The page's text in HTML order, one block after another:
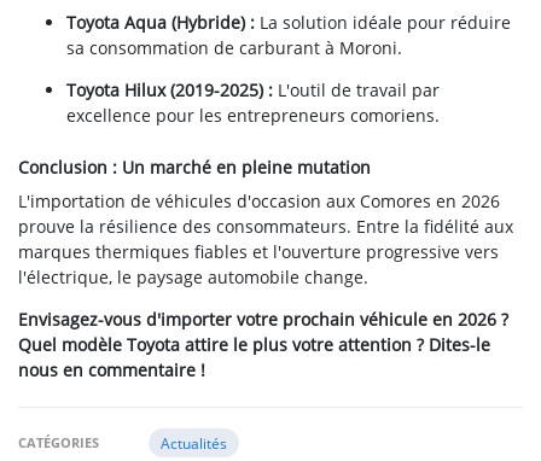
Toyota Aqua (Hybride) : La solution idéale pour réduire
sa consommation de carburant à Moroni.
Toyota Hilux (2019-2025) : L'outil de travail par
excellence pour les entrepreneurs comoriens.
Conclusion : Un marché en pleine mutation
L'importation de véhicules d'occasion aux Comores en 2026
prouve la résilience des consommateurs. Entre la fidélité aux
marques thermiques fiables et l'ouverture progressive vers
l'électrique, le paysage automobile change.
Envisagez-vous d'importer votre prochain véhicule en 2026 ?
Quel modèle Toyota attire le plus votre attention ? Dites-le
nous en commentaire !
CATÉGORIES Actualités